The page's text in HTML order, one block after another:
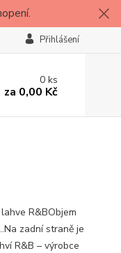
Přihlášení
0ks
za 0,00 Kč
R&BObjem
zadní straně je
R&B – výrobce